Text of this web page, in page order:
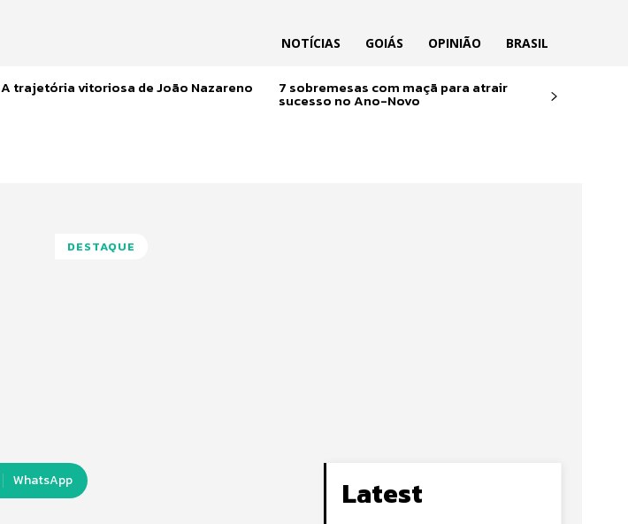
NOTÍCIAS GOIÁS OPINIÃO BRASIL
A trajetória vitoriosa de João Nazareno 7 sobremesas com maçã para atrair
sucesso no Ano-Novo
DESTAQUE
WhatsApp Latest